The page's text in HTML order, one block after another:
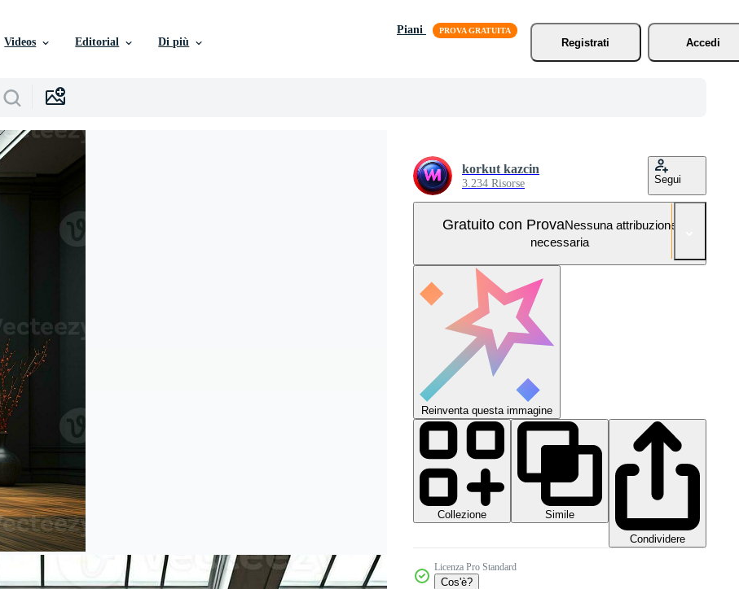
Videos Editorial Di più
Piani
Registrati
Accedi
korkut kazcin
3.234 Risorse Segui
Gratuito con ProvaNessuna attribuzione
necessaria
Reinventa questa immagine
Collezione
Simile
Condividere
Licenza Pro Standard
Cos'è?